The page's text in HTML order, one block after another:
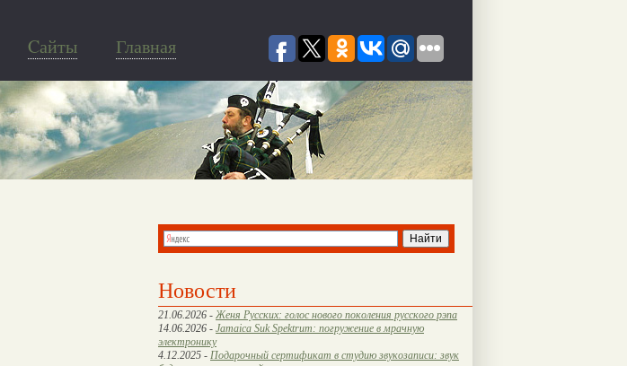
Cайты Главная
Новости
21.06.2026 - Женя Русских: голос нового поколения русского рэпа
14.06.2026 - Jamaica Suk Spektrum: погружение в мрачную
электронику
4.12.2025 - Подарочный сертификат в студию звукозаписи: звук